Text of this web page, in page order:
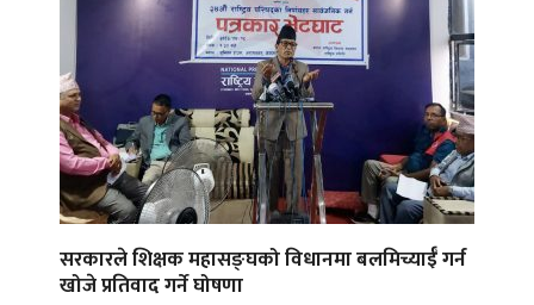
सरकारले शिक्षक महासङ्घको विधानमा बलमिच्याईँ गर्न
खोजे प्रतिवाद गर्ने घोषणा